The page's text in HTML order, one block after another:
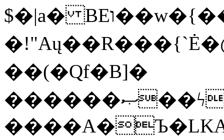
$�|a� BEו��w�{���;���q�X��d%�������W� hU�(�1�Ū}9�S�F<��i�L3�;�
��(�Qf�B]�
������ޞ��ϟak��r��_39$�8�p���7�2�yIZ�R��x��/